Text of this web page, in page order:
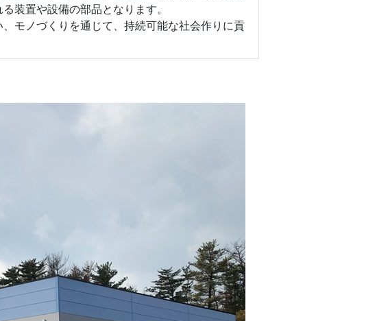
装置や設備の部品となります。
モノづくりを通じて、持続可能な社会作りに貢